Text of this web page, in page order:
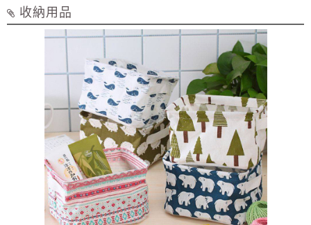
收納用品